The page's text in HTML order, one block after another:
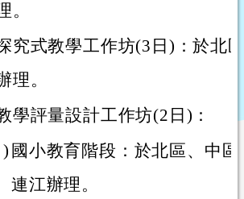
。
究式教學工作坊(3日)：於北
理。
學評量設計工作坊(2日)：
國小教育階段：於北區、中
連江辦理。